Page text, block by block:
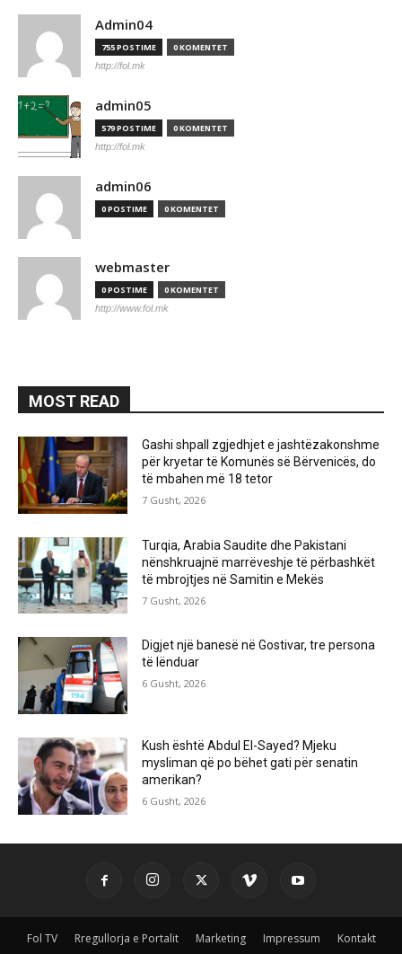
Admin04
755 POSTIME 0 KOMENTET
http://fol.mk
admin05
579 POSTIME 0 KOMENTET
http://fol.mk
admin06
0 POSTIME 0 KOMENTET
webmaster
0 POSTIME 0 KOMENTET
http://www.fol.mk
MOST READ
Gashi shpall zgjedhjet e jashtëzakonshme
për kryetar të Komunës së Bërvenicës, do
të mbahen më 18 tetor
7 Gusht, 2026
Turqia, Arabia Saudite dhe Pakistani
nënshkruajnë marrëveshje të përbashkët
të mbrojtjes në Samitin e Mekës
7 Gusht, 2026
Digjet një banesë në Gostivar, tre persona
të lënduar
6 Gusht, 2026
Kush është Abdul El-Sayed? Mjeku
mysliman që po bëhet gati për senatin
amerikan?
6 Gusht, 2026
Fol TV Rregullorja e Portalit Marketing Impressum Kontakt